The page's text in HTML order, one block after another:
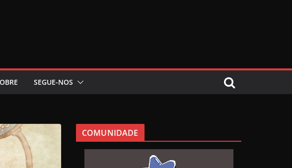
SEGUE-NOS
COMUNIDADE